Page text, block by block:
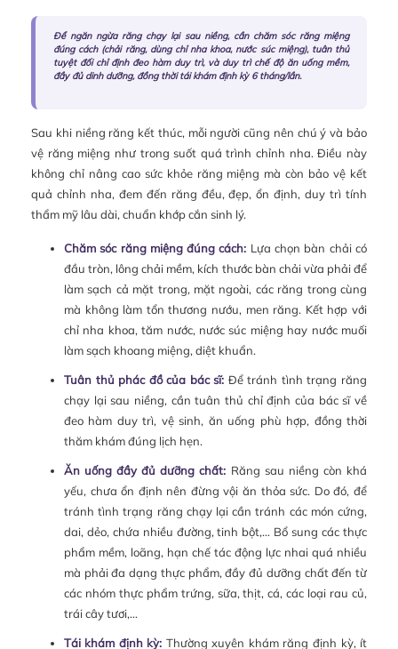
Để ngăn ngừa răng chạy lại sau niềng, cần chăm sóc răng miệng
đúng cách (chải răng, dùng chỉ nha khoa, nước súc miệng), tuân thủ
tuyệt đối chỉ định đeo hàm duy trì, và duy trì chế độ ăn uống mềm,
đầy đủ dinh dưỡng, đồng thời tái khám định kỳ 6 tháng/lần.
Sau khi niềng răng kết thúc, mỗi người cũng nên chú ý và bảo
vệ răng miệng như trong suốt quá trình chỉnh nha. Điều này
không chỉ nâng cao sức khỏe răng miệng mà còn bảo vệ kết
quả chỉnh nha, đem đến răng đều, đẹp, ổn định, duy trì tính
thẩm mỹ lâu dài, chuẩn khớp cắn sinh lý.
Chăm sóc răng miệng đúng cách: Lựa chọn bàn chải có
đầu tròn, lông chải mềm, kích thước bàn chải vừa phải để
làm sạch cả mặt trong, mặt ngoài, các răng trong cùng
mà không làm tổn thương nướu, men răng. Kết hợp với
chỉ nha khoa, tăm nước, nước súc miệng hay nước muối
làm sạch khoang miệng, diệt khuẩn.
Tuân thủ phác đồ của bác sĩ: Để tránh tình trạng răng
chạy lại sau niềng, cần tuân thủ chỉ định của bác sĩ về
đeo hàm duy trì, vệ sinh, ăn uống phù hợp, đồng thời
thăm khám đúng lịch hẹn.
Ăn uống đầy đủ dưỡng chất: Răng sau niềng còn khá
yếu, chưa ổn định nên đừng vội ăn thỏa sức. Do đó, để
tránh tình trạng răng chạy lại cần tránh các món cứng,
dai, dẻo, chứa nhiều đường, tinh bột,… Bổ sung các thực
phẩm mềm, loãng, hạn chế tác động lực nhai quá nhiều
mà phải đa dạng thực phẩm, đầy đủ dưỡng chất đến từ
các nhóm thực phẩm trứng, sữa, thịt, cá, các loại rau củ,
trái cây tươi,…
Tái khám định kỳ: Thường xuyên khám răng định kỳ, ít